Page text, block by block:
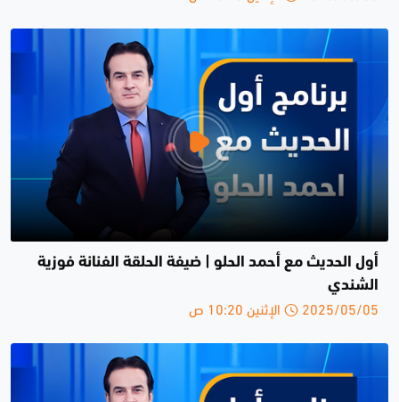
أول الحديث مع أحمد الحلو | ضيفة الحلقة الفنانة فوزية
الشندي
2025/05/05 الإثنين 10:20 ص